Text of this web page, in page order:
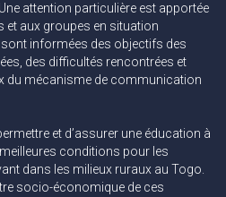
attention particulière est apportée
et aux groupes en situation
informées des objectifs des
des difficultés rencontrées et
du mécanisme de communication
et d’assurer une éducation à
conditions pour les
dans les milieux ruraux au Togo.
socio-économique de ces